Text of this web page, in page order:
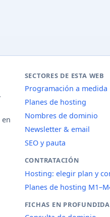
en
SECTORES DE ESTA WEB
Programación a medida
Planes de hosting
Nombres de dominio
Newsletter & email
SEO y pauta
CONTRATACIÓN
Hosting: elegir plan y
Planes de hosting
FICHAS EN